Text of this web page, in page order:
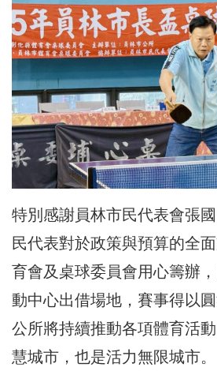
特別感謝員林市民代表會張
民代表對於政策與預算的全
育會及桌球委員會用心籌辦
動中心出借場地，賽事得以
公所將持續推動各項體育活
慧城市，也是活力無限城市。